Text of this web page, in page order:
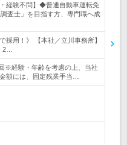
経験不問】◆普通自動車運転免
査士」を目指す方、専門職へ成
採用！》 【本社／立川事務所】
2…
※経験・年齢を考慮の上、当社
額には、固定残業手当…